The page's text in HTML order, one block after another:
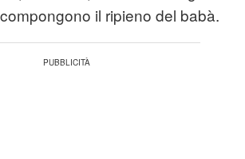
il ripieno del babà.